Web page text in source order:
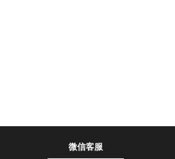
微信客服